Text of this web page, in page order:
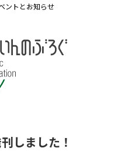
ントとお知らせ
しました！